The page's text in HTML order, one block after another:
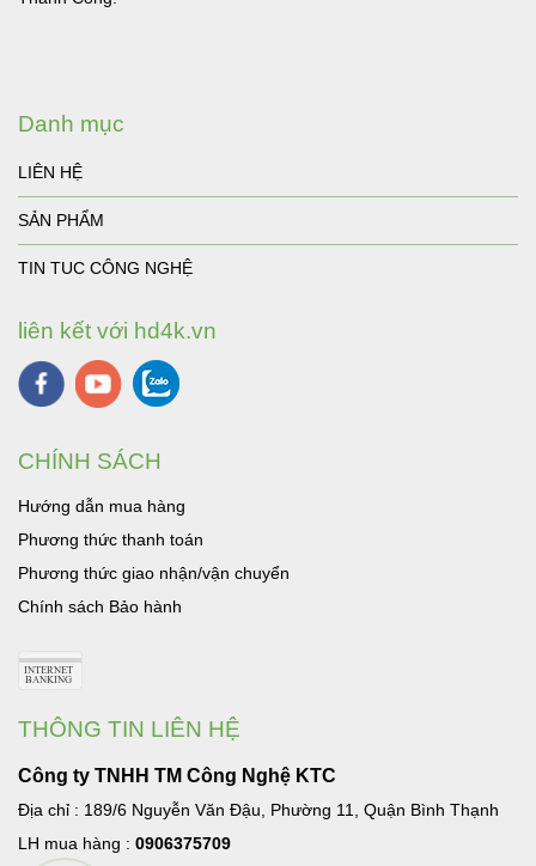
Danh mục
LIÊN HỆ
SẢN PHẨM
TIN TUC CÔNG NGHỆ
liên kết với hd4k.vn
CHÍNH SÁCH
Hướng dẫn mua hàng
Phương thức thanh toán
Phương thức giao nhận/vận chuyển
Chính sách Bảo hành
THÔNG TIN LIÊN HỆ
Công ty TNHH TM Công Nghệ KTC
Địa chỉ : 189/6 Nguyễn Văn Đậu, Phường 11, Quận Bình Thạnh
LH mua hàng : 0906375709